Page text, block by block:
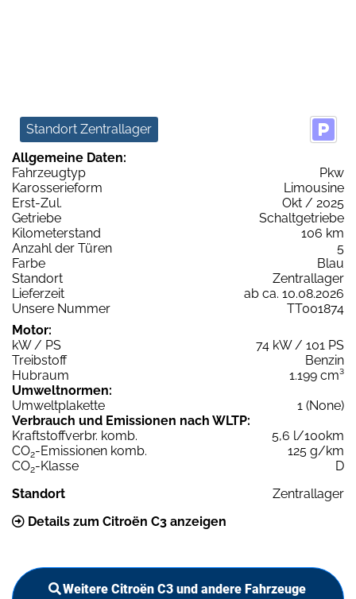
Standort Zentrallager
Allgemeine Daten:
Fahrzeugtyp
Pkw
Karosserieform
Limousine
Erst-Zul.
Okt / 2025
Getriebe
Schaltgetriebe
Kilometerstand
106 km
Anzahl der Türen
5
Farbe
Blau
Standort
Zentrallager
Lieferzeit
ab ca. 10.08.2026
Unsere Nummer
TT001874
Motor:
kW / PS
74 kW / 101 PS
Treibstoff
Benzin
Hubraum
1.199 cm³
Umweltnormen:
Umweltplakette
1 (None)
Verbrauch und Emissionen nach WLTP:
Kraftstoffverbr. komb.
5,6 l/100km
CO2-Emissionen komb.
125 g/km
CO2-Klasse
D
Standort
Zentrallager
Details zum Citroën C3 anzeigen
Weitere Citroën C3 und andere Fahrzeuge